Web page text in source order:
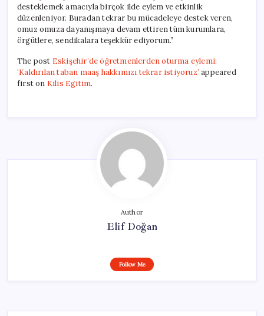
desteklemek amacıyla birçok ilde eylem ve etkinlik
düzenleniyor. Buradan tekrar bu mücadeleye destek veren,
omuz omuza dayanışmaya devam ettiren tüm kurumlara,
örgütlere, sendikalara teşekkür ediyorum.”
The post Eskişehir’de öğretmenlerden oturma eylemi:
‘Kaldırılan taban maaş hakkımızı tekrar istiyoruz’ appeared
first on Kilis Egitim.
Author
Elif Doğan
Follow Me